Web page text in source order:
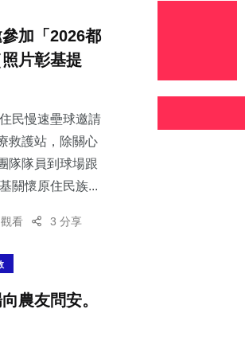
加「2026都
片彰基提
民慢速壘球邀請
救護站，除關心
隊隊員到球場跟
關懷原住民族...
看 3 分享
農友問安。